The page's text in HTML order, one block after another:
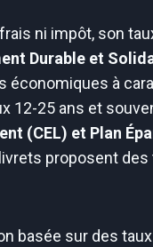
ni impôt, son
Durable et
économiques à
12-25 ans et
(CEL) et Plan
proposent
basée sur des